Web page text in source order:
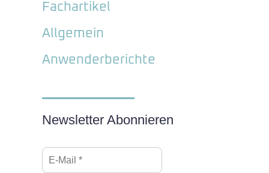
Fachartikel
Allgemein
Anwenderberichte
Newsletter Abonnieren